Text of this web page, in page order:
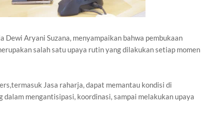
Dewi Aryani Suzana, menyampaikan bahwa pembukaan
salah satu upaya rutin yang dilakukan setiap momen
Jasa raharja, dapat memantau kondisi di
dalam mengantisipasi, koordinasi, sampai melakukan upaya